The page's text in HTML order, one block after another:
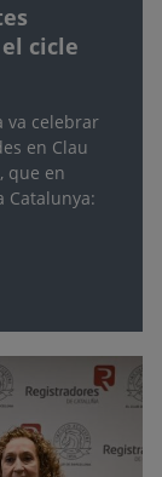
cicle
va celebrar
en Clau
que en
Catalunya: